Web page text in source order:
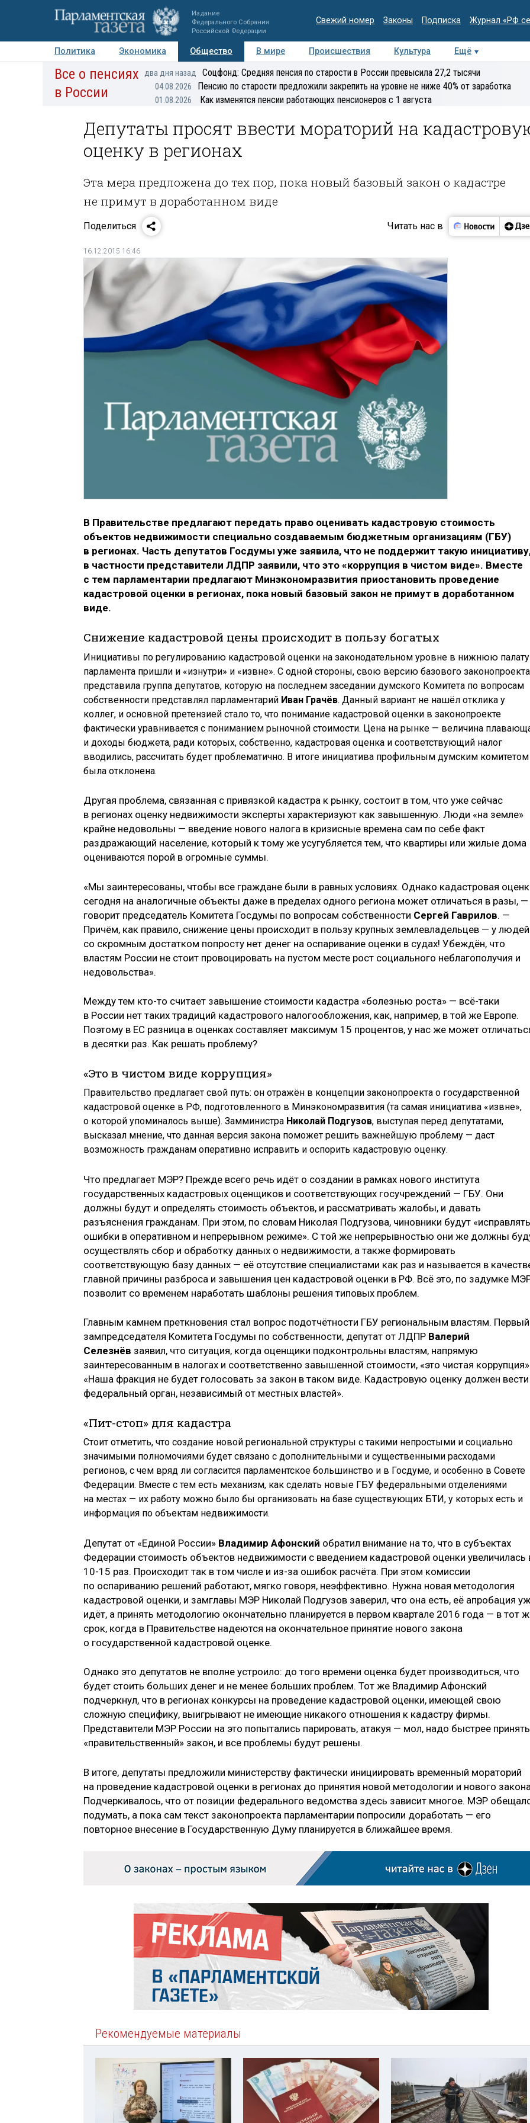
Издание
Федерального Собрания
Российской Федерации
Свежий номер Законы Подписка Журнал «РФ
Политика Экономика Общество В мире Происшествия Культура
Ещё
Авторы Персоны Мнения Регионы Медиацентр Интервью Колумнисты
Все о пенсиях
в России
два дня назад Соцфонд: Средняя пенсия по старости в России превысила 27,2 тысячи
04.08.2026 Пенсию по старости предложили закрепить на уровне не ниже 40% от заработка
01.08.2026 Как изменятся пенсии работающих пенсионеров с 1 августа
Депутаты просят ввести мораторий на
оценку в регионах
Эта мера предложена до тех пор, пока новый базовый закон о кадастре
не примут в доработанном виде
Поделиться Читать нас в
16.12.2015 16:46
В Правительстве предлагают передать право оценивать кадастровую стоимость
объектов недвижимости специально создаваемым бюджетным организациям (ГБУ)
в регионах. Часть депутатов Госдумы уже заявила, что не поддержит такую
в частности представители ЛДПР заявили, что это «коррупция в чистом виде». Вместе
с тем парламентарии предлагают Минэкономразвития приостановить проведение
кадастровой оценки в регионах, пока новый базовый закон не примут в доработанном
виде.
Снижение кадастровой цены происходит в пользу богатых
Инициативы по регулированию кадастровой оценки на законодательном уровне в нижнюю палату
парламента пришли и «изнутри» и «извне». С одной стороны, свою версию базового законопроекта
представила группа депутатов, которую на последнем заседании думского Комитета по вопросам
собственности представлял парламентарий Иван Грачёв. Данный вариант не нашёл отклика у
коллег, и основной претензией стало то, что понимание кадастровой оценки в законопроекте
фактически уравнивается с пониманием рыночной стоимости. Цена на рынке — величина
и доходы бюджета, ради которых, собственно, кадастровая оценка и соответствующий налог
вводились, рассчитать будет проблематично. В итоге инициатива профильным думским комитетом
была отклонена.
Другая проблема, связанная с привязкой кадастра к рынку, состоит в том, что уже сейчас
в регионах оценку недвижимости эксперты характеризуют как завышенную. Люди «на земле»
крайне недовольны — введение нового налога в кризисные времена сам по себе факт
раздражающий население, который к тому же усугубляется тем, что квартиры или жилые дома
оцениваются порой в огромные суммы.
«Мы заинтересованы, чтобы все граждане были в равных условиях. Однако кадастровая
сегодня на аналогичные объекты даже в пределах одного региона может отличаться в разы, —
говорит председатель Комитета Госдумы по вопросам собственности Сергей Гаврилов. —
Причём, как правило, снижение цены происходит в пользу крупных землевладельцев — у людей
со скромным достатком попросту нет денег на оспаривание оценки в судах! Убеждён, что
властям России не стоит провоцировать на пустом месте рост социального неблагополучия и
недовольства».
Между тем кто-то считает завышение стоимости кадастра «болезнью роста» — всё-таки
в России нет таких традиций кадастрового налогообложения, как, например, в той же Европе.
Поэтому в ЕС разница в оценках составляет максимум 15 процентов, у нас же может
в десятки раз. Как решать проблему?
«Это в чистом виде коррупция»
Правительство предлагает свой путь: он отражён в концепции законопроекта о государственной
кадастровой оценке в РФ, подготовленного в Минэкономразвития (та самая инициатива «извне»,
о которой упоминалось выше). Замминистра Николай Подгузов, выступая перед депутатами,
высказал мнение, что данная версия закона поможет решить важнейшую проблему — даст
возможность гражданам оперативно исправить и оспорить кадастровую оценку.
Что предлагает МЭР? Прежде всего речь идёт о создании в рамках нового института
государственных кадастровых оценщиков и соответствующих госучреждений — ГБУ. Они
должны будут и определять стоимость объектов, и рассматривать жалобы, и давать
разъяснения гражданам. При этом, по словам Николая Подгузова, чиновники будут «исправлять
ошибки в оперативном и непрерывном режиме». С той же непрерывностью они же должны
осуществлять сбор и обработку данных о недвижимости, а также формировать
соответствующую базу данных — её отсутствие специалистами как раз и называется в
главной причины разброса и завышения цен кадастровой оценки в РФ. Всё это, по задумке
позволит со временем наработать шаблоны решения типовых проблем.
Главным камнем преткновения стал вопрос подотчётности ГБУ региональным властям. Первый
зампредседателя Комитета Госдумы по собственности, депутат от ЛДПР Валерий
Селезнёв заявил, что ситуация, когда оценщики подконтрольны властям, напрямую
заинтересованным в налогах и соответственно завышенной стоимости, «это чистая
«Наша фракция не будет голосовать за закон в таком виде. Кадастровую оценку должен вести
федеральный орган, независимый от местных властей».
«Пит-стоп» для кадастра
Стоит отметить, что создание новой региональной структуры с такими непростыми и социально
значимыми полномочиями будет связано с дополнительными и существенными расходами
регионов, с чем вряд ли согласится парламентское большинство и в Госдуме, и особенно в Совете
Федерации. Вместе с тем есть механизм, как сделать новые ГБУ федеральными отделениями
на местах — их работу можно было бы организовать на базе существующих БТИ, у которых есть и
информация по объектам недвижимости.
Депутат от «Единой России» Владимир Афонский обратил внимание на то, что в субъектах
Федерации стоимость объектов недвижимости с введением кадастровой оценки увеличилась
10-15 раз. Происходит так в том числе и из-за ошибок расчёта. При этом комиссии
по оспариванию решений работают, мягко говоря, неэффективно. Нужна новая методология
кадастровой оценки, и замглавы МЭР Николай Подгузов заверил, что она есть, её апробация
идёт, а принять методологию окончательно планируется в первом квартале 2016 года — в тот
срок, когда в Правительстве надеются на окончательное принятие нового закона
о государственной кадастровой оценке.
Однако это депутатов не вполне устроило: до того времени оценка будет производиться, что
будет стоить больших денег и не менее больших проблем. Тот же Владимир Афонский
подчеркнул, что в регионах конкурсы на проведение кадастровой оценки, имеющей свою
сложную специфику, выигрывают не имеющие никакого отношения к кадастру фирмы.
Представители МЭР России на это попытались парировать, атакуя — мол, надо быстрее принять
«правительственный» закон, и все проблемы будут решены.
В итоге, депутаты предложили министерству фактически инициировать временный мораторий
на проведение кадастровой оценки в регионах до принятия новой методологии и нового
Подчеркивалось, что от позиции федерального ведомства здесь зависит многое. МЭР
подумать, а пока сам текст законопроекта парламентарии попросили доработать — его
повторное внесение в Государственную Думу планируется в ближайшее время.
Рекомендуемые материалы